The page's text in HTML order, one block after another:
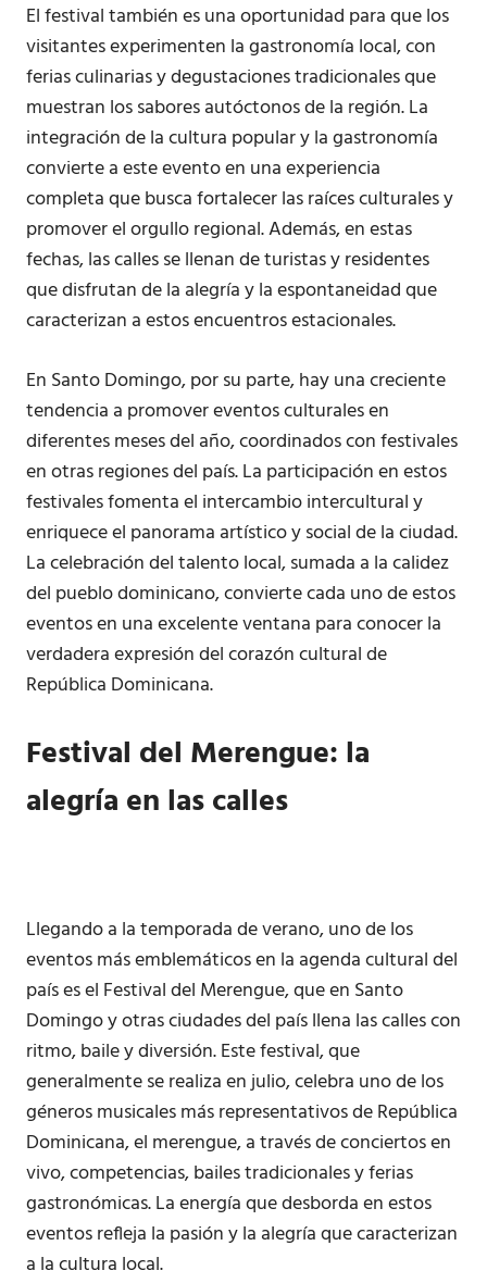
El festival también es una oportunidad para que los
visitantes experimenten la gastronomía local, con
ferias culinarias y degustaciones tradicionales que
muestran los sabores autóctonos de la región. La
integración de la cultura popular y la gastronomía
convierte a este evento en una experiencia
completa que busca fortalecer las raíces culturales y
promover el orgullo regional. Además, en estas
fechas, las calles se llenan de turistas y residentes
que disfrutan de la alegría y la espontaneidad que
caracterizan a estos encuentros estacionales.
En Santo Domingo, por su parte, hay una creciente
tendencia a promover eventos culturales en
diferentes meses del año, coordinados con festivales
en otras regiones del país. La participación en estos
festivales fomenta el intercambio intercultural y
enriquece el panorama artístico y social de la ciudad.
La celebración del talento local, sumada a la calidez
del pueblo dominicano, convierte cada uno de estos
eventos en una excelente ventana para conocer la
verdadera expresión del corazón cultural de
República Dominicana.
Festival del Merengue: la
alegría en las calles
Llegando a la temporada de verano, uno de los
eventos más emblemáticos en la agenda cultural del
país es el Festival del Merengue, que en Santo
Domingo y otras ciudades del país llena las calles con
ritmo, baile y diversión. Este festival, que
generalmente se realiza en julio, celebra uno de los
géneros musicales más representativos de República
Dominicana, el merengue, a través de conciertos en
vivo, competencias, bailes tradicionales y ferias
gastronómicas. La energía que desborda en estos
eventos refleja la pasión y la alegría que caracterizan
a la cultura local.